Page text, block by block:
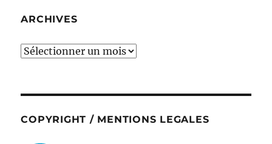
ARCHIVES
ARCHIVES
COPYRIGHT / MENTIONS LEGALES